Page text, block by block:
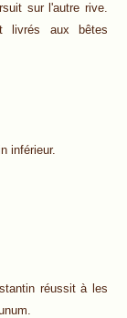
sur l'autre rive.
livrés aux bêtes
inférieur.
réussit à les